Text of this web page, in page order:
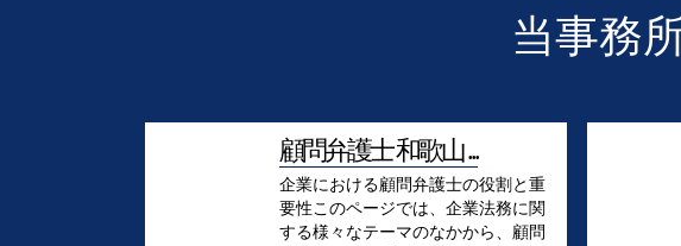
当事務
顧問弁護士 和歌山 ...
企業における顧問弁護士の役割と重
要性このページでは、企業法務に関
する様々なテーマのなかから、顧問